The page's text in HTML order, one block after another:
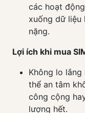
các hoạt
xuống dữ liệu
nặng.
Lợi ích khi mua
Không lo
thể an tâm
công cộng
lượng hết.